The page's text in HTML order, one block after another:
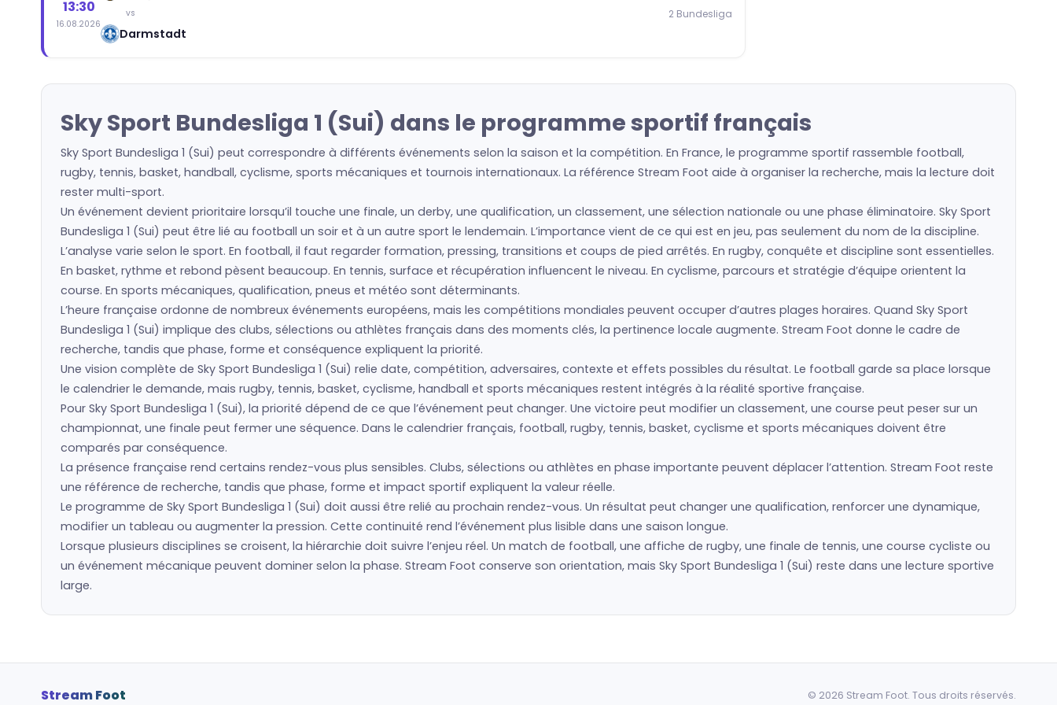
13:30
16.08.2026
vs
Darmstadt
2 Bundesliga
Sky Sport Bundesliga 1 (Sui) dans le programme sportif français
Sky Sport Bundesliga 1 (Sui) peut correspondre à différents événements selon la saison et la compétition. En France, le programme sportif rassemble football,
rugby, tennis, basket, handball, cyclisme, sports mécaniques et tournois internationaux. La référence Stream Foot aide à organiser la recherche, mais la lecture doit
rester multi-sport.
Un événement devient prioritaire lorsqu’il touche une finale, un derby, une qualification, un classement, une sélection nationale ou une phase éliminatoire. Sky Sport
Bundesliga 1 (Sui) peut être lié au football un soir et à un autre sport le lendemain. L’importance vient de ce qui est en jeu, pas seulement du nom de la discipline.
L’analyse varie selon le sport. En football, il faut regarder formation, pressing, transitions et coups de pied arrêtés. En rugby, conquête et discipline sont essentielles.
En basket, rythme et rebond pèsent beaucoup. En tennis, surface et récupération influencent le niveau. En cyclisme, parcours et stratégie d’équipe orientent la
course. En sports mécaniques, qualification, pneus et météo sont déterminants.
L’heure française ordonne de nombreux événements européens, mais les compétitions mondiales peuvent occuper d’autres plages horaires. Quand Sky Sport
Bundesliga 1 (Sui) implique des clubs, sélections ou athlètes français dans des moments clés, la pertinence locale augmente. Stream Foot donne le cadre de
recherche, tandis que phase, forme et conséquence expliquent la priorité.
Une vision complète de Sky Sport Bundesliga 1 (Sui) relie date, compétition, adversaires, contexte et effets possibles du résultat. Le football garde sa place lorsque
le calendrier le demande, mais rugby, tennis, basket, cyclisme, handball et sports mécaniques restent intégrés à la réalité sportive française.
Pour Sky Sport Bundesliga 1 (Sui), la priorité dépend de ce que l’événement peut changer. Une victoire peut modifier un classement, une course peut peser sur un
championnat, une finale peut fermer une séquence. Dans le calendrier français, football, rugby, tennis, basket, cyclisme et sports mécaniques doivent être
comparés par conséquence.
La présence française rend certains rendez-vous plus sensibles. Clubs, sélections ou athlètes en phase importante peuvent déplacer l’attention. Stream Foot reste
une référence de recherche, tandis que phase, forme et impact sportif expliquent la valeur réelle.
Le programme de Sky Sport Bundesliga 1 (Sui) doit aussi être relié au prochain rendez-vous. Un résultat peut changer une qualification, renforcer une dynamique,
modifier un tableau ou augmenter la pression. Cette continuité rend l’événement plus lisible dans une saison longue.
Lorsque plusieurs disciplines se croisent, la hiérarchie doit suivre l’enjeu réel. Un match de football, une affiche de rugby, une finale de tennis, une course cycliste ou
un événement mécanique peuvent dominer selon la phase. Stream Foot conserve son orientation, mais Sky Sport Bundesliga 1 (Sui) reste dans une lecture sportive
large.
Stream Foot © 2026 Stream Foot. Tous droits réservés.